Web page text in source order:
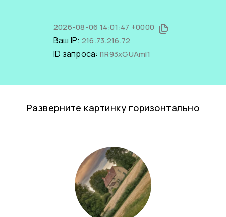
2026-08-06 14:01:47 +0000
Ваш IP: 216.73.216.72
ID запроса: l1R93xGUAmI1
Разверните картинку горизонтально